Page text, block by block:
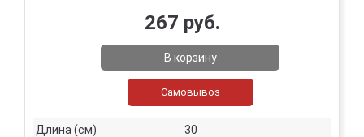
267 руб.
В корзину
Самовывоз
Длина (см)
30